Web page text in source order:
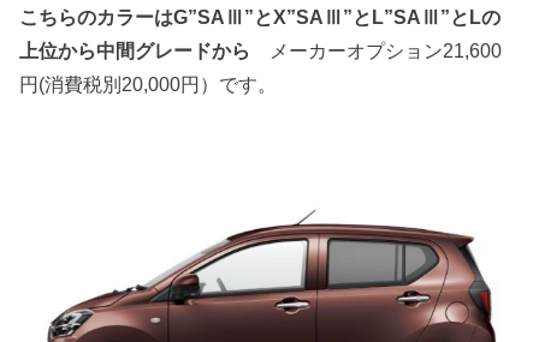
こちらのカラーはG”SAⅢ”とX”SAⅢ”とL”SAⅢ”とLの
上位から中間グレードから
メーカーオプション21,600
円(消費税別20,000円）です。